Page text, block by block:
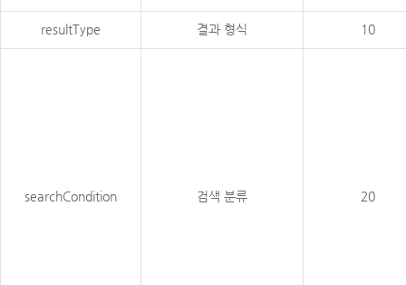
resultType 결과 형식 10
searchCondition 검색 분류 20